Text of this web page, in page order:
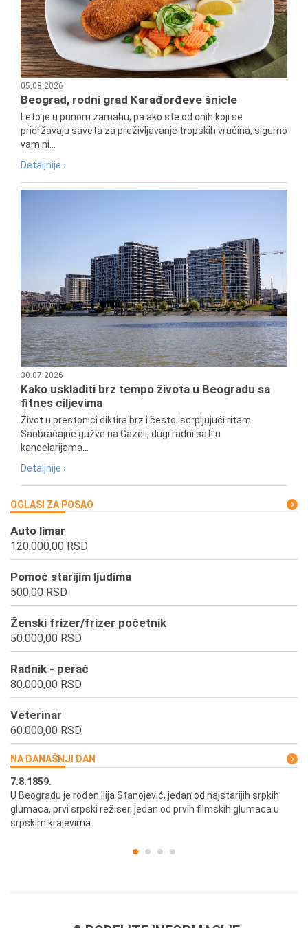
05.08.2026
Beograd, rodni grad Karađorđeve šnicle
Leto je u punom zamahu, pa ako ste od onih koji se
pridržavaju saveta za preživljavanje tropskih vrućina, sigurno
vam ni...
Detaljnije ›
30.07.2026
Kako uskladiti brz tempo života u Beogradu sa
fitnes ciljevima
Život u prestonici diktira brz i često iscrpljujući ritam.
Saobraćajne gužve na Gazeli, dugi radni sati u
kancelarijama...
Detaljnije ›
OGLASI ZA POSAO
Auto limar
120.000,00 RSD
Pomoć starijim ljudima
500,00 RSD
Ženski frizer/frizer početnik
50.000,00 RSD
Radnik - perač
80.000,00 RSD
Veterinar
60.000,00 RSD
NA DANAŠNJI DAN
7.8.1859.
U Beogradu je rođen Ilija Stanojević, jedan od najstarijih srpkih
glumaca, prvi srpski režiser, jedan od prvih filmskih glumaca u
srpskim krajevima.